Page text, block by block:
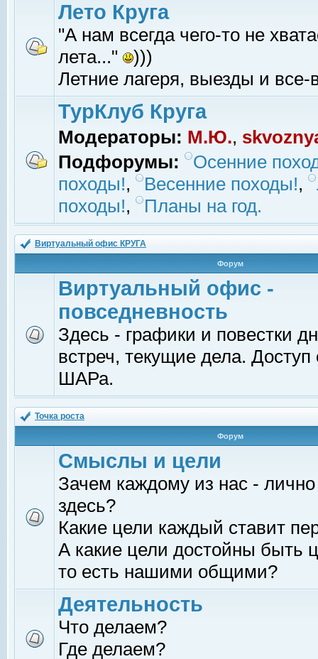
Лето Круга
"А нам всегда чего-то не
лета..."
)))
Летние лагеря, выезды и все-
ТурКлуб Круга
Модераторы: М.Ю.,
Подфорумы:
Осенние
походы!, Весенние походы!,
походы!, Планы на год.
Виртуальный офис КРУГА
Форум
Виртуальный офис -
повседневность
Здесь - графики и повестки
встреч, текущие дела.
ШАРа.
Точка роста
Форум
Смыслы и цели
Зачем каждому из нас -
здесь?
Какие цели каждый ставит
А какие цели достойны быть
то есть нашими общими?
Деятельность
Что делаем?
Где делаем?